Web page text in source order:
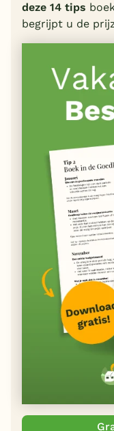
deze 14 tips
begrijpt u de